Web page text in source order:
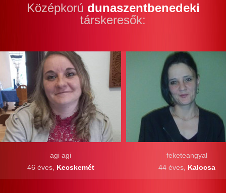
Középkorú dunaszentbenedeki
társkeresők:
agi agi
46 éves, Kecskemét
feketeangyal
44 éves, Kalocsa